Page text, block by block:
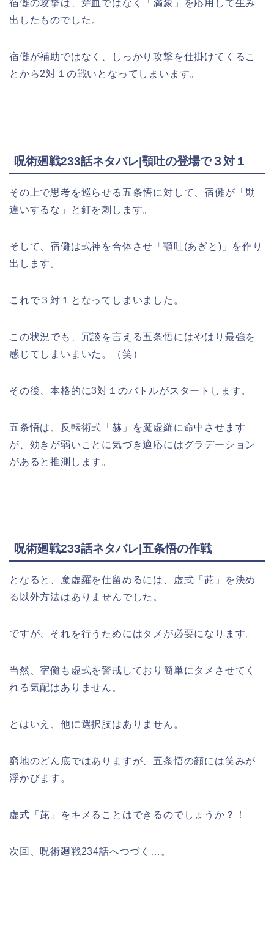
宿儺の攻撃は、穿血ではなく「満象」を応用して生み
出したものでした。
宿儺が補助ではなく、しっかり攻撃を仕掛けてくるこ
とから2対１の戦いとなってしまいます。
呪術廻戦233話ネタバレ|顎吐の登場で３対１
その上で思考を巡らせる五条悟に対して、宿儺が「勘
違いするな」と釘を刺します。
そして、宿儺は式神を合体させ「顎吐(あぎと)」を作り
出します。
これで３対１となってしまいました。
この状況でも、冗談を言える五条悟にはやはり最強を
感じてしまいまいた。（笑）
その後、本格的に3対１のバトルがスタートします。
五条悟は、反転術式「赫」を魔虚羅に命中させます
が、効きが弱いことに気づき適応にはグラデーション
があると推測します。
呪術廻戦233話ネタバレ|五条悟の作戦
となると、魔虚羅を仕留めるには、虚式「茈」を決め
る以外方法はありませんでした。
ですが、それを行うためにはタメが必要になります。
当然、宿儺も虚式を警戒しており簡単にタメさせてく
れる気配はありません。
とはいえ、他に選択肢はありません。
窮地のどん底ではありますが、五条悟の顔には笑みが
浮かびます。
虚式「茈」をキメることはできるのでしょうか？！
次回、呪術廻戦234話へつづく…。